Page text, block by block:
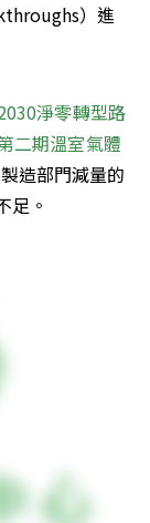
）進
淨零轉型路
二期溫室氣體
造部門減量的
足。